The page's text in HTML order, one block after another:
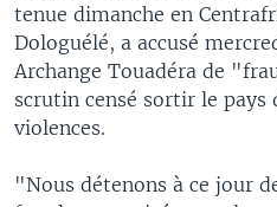
tenue dimanche en
Dologuélé, a accusé
Archange Touadéra de
scrutin censé sortir le pays
violences.
"Nous détenons à ce jour